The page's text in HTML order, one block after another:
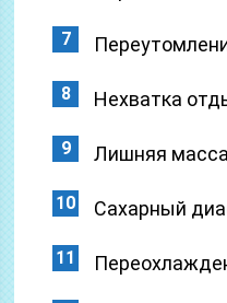
Нехватка
Лишняя
Сахарный